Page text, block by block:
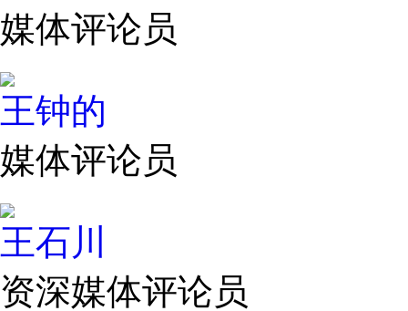
媒体评论员
王钟的
媒体评论员
王石川
资深媒体评论员